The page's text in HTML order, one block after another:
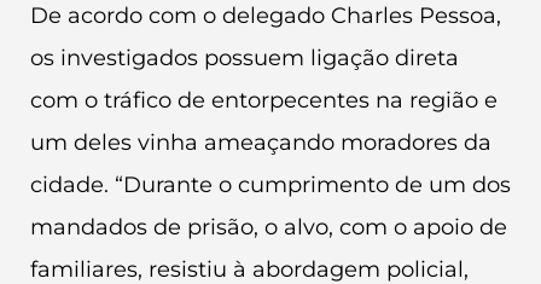
De acordo com o delegado Charles Pessoa,
os investigados possuem ligação direta
com o tráfico de entorpecentes na região e
um deles vinha ameaçando moradores da
cidade. “Durante o cumprimento de um dos
mandados de prisão, o alvo, com o apoio de
familiares, resistiu à abordagem policial,